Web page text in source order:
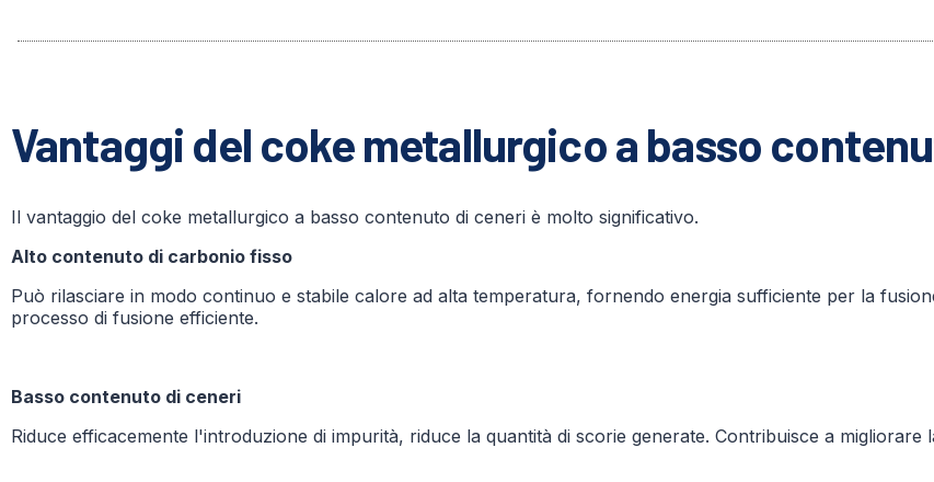
Vantaggi del coke metallurgico a basso
Il vantaggio del coke metallurgico a basso contenuto di ceneri è molto significativo.
Alto contenuto di carbonio fisso
Può rilasciare in modo continuo e stabile calore ad alta temperatura, fornendo energia sufficiente per la
processo di fusione efficiente.
Basso contenuto di ceneri
Riduce efficacemente l'introduzione di impurità, riduce la quantità di scorie generate. Contribuisce a